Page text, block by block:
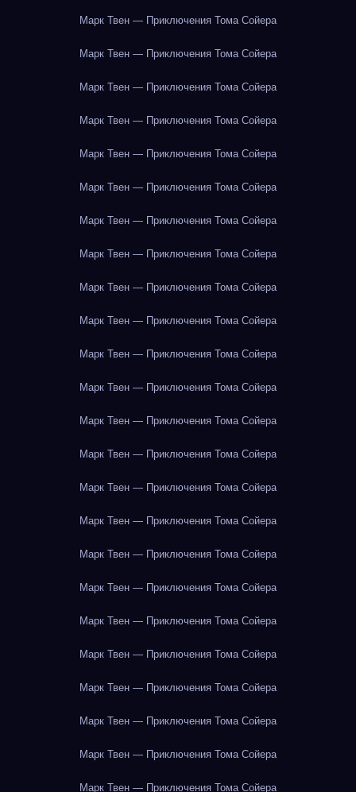
Марк Твен — Приключения Тома Сойера
Марк Твен — Приключения Тома Сойера
Марк Твен — Приключения Тома Сойера
Марк Твен — Приключения Тома Сойера
Марк Твен — Приключения Тома Сойера
Марк Твен — Приключения Тома Сойера
Марк Твен — Приключения Тома Сойера
Марк Твен — Приключения Тома Сойера
Марк Твен — Приключения Тома Сойера
Марк Твен — Приключения Тома Сойера
Марк Твен — Приключения Тома Сойера
Марк Твен — Приключения Тома Сойера
Марк Твен — Приключения Тома Сойера
Марк Твен — Приключения Тома Сойера
Марк Твен — Приключения Тома Сойера
Марк Твен — Приключения Тома Сойера
Марк Твен — Приключения Тома Сойера
Марк Твен — Приключения Тома Сойера
Марк Твен — Приключения Тома Сойера
Марк Твен — Приключения Тома Сойера
Марк Твен — Приключения Тома Сойера
Марк Твен — Приключения Тома Сойера
Марк Твен — Приключения Тома Сойера
Марк Твен — Приключения Тома Сойера